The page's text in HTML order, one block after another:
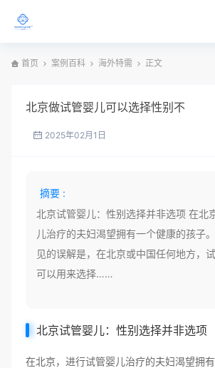
首页 案例百科 海外特需 正文
北京做试管婴儿可以选择性别不
2025年02月1日
摘要 :
北京试管婴儿：性别选择并非选项 在北
儿治疗的夫妇渴望拥有一个健康的孩子
见的误解是，在北京或中国任何地方，
可以用来选择……
北京试管婴儿：性别选择并非选项
在北京，进行试管婴儿治疗的夫妇渴望拥